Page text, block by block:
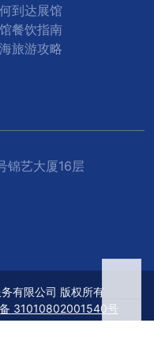
到达展馆
餐饮指南
海旅游攻略
锦艺大厦16层
有限公司 版权所有
31010802001540号